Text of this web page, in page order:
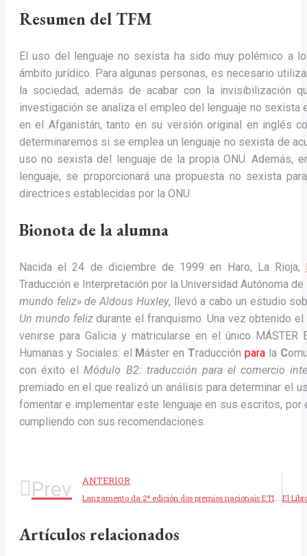
Resumen del TFM
El uso del lenguaje no sexista ha sido muy polémico a
ámbito jurídico. Para algunas personas, es necesario
la sociedad, además de acabar con la invisibilización
investigación se analiza el empleo del lenguaje no sexista
en el Afganistán, tanto en su versión original en inglés
determinaremos si se emplea un lenguaje no sexista de
uso no sexista del lenguaje de la propia ONU. Además,
lenguaje, se proporcionará una propuesta no sexista
directrices establecidas por la ONU.
Bionota de la alumna
Nacida el 24 de diciembre de 1999 en Haro, La Rioja,
Traducción e Interpretación por la Universidad Autónoma
mundo feliz» de Aldous Huxley, llevó a cabo un estudio
Un mundo felizdurante el franquismo. Una vez obtenido
venirse para Galicia y matricularse en el único MÁSTER
Humanas y Sociales: el Máster enTraducciónpara la C
con éxito elMódulo B2: traducción para el comercio
premiado en el que realizó un análisis para determinar el
fomentar e implementar este lenguaje en sus escritos,
cumpliendo con sus recomendaciones.
Prev ANTERIOR
Artículos relacionados